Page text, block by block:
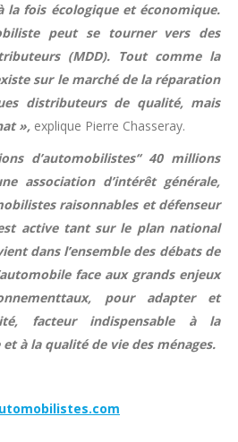
la fois écologique et économique.
peut se tourner vers des
(MDD). Tout comme la
sur le marché de la réparation
distributeurs de qualité, mais
», explique Pierre Chasseray.
d’automobilistes‘‘ 40 millions
association d’intérêt générale,
raisonnables et défenseur
active tant sur le plan national
dans l’ensemble des débats de
face aux grands enjeux
pour adapter et
facteur indispensable à la
à la qualité de vie des ménages.